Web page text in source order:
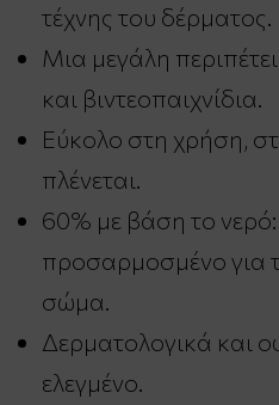
τέχνης του δέρματος.
Μια μεγάλη
και βιντεοπαιχνίδια.
Εύκολο στη χρήση,
πλένεται.
60% με βάση το νερό:
προσαρμοσμένο για
σώμα.
Δερματολογικά και
ελεγμένο.